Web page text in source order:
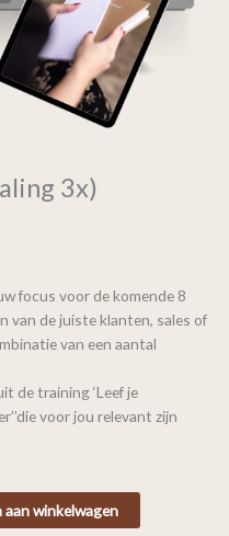
3x)
focus voor de komende 8
van de juiste klanten, sales of
van een aantal
de training ‘Leef je
voor jou relevant zijn
aan winkelwagen